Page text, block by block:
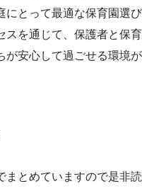
にとって最適な保育園選び
スを通じて、保護者と保育
が安心して過ごせる環境が
まとめていますので是非読